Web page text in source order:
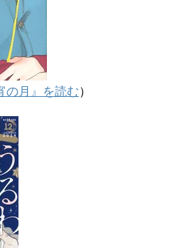
の月』を読む）